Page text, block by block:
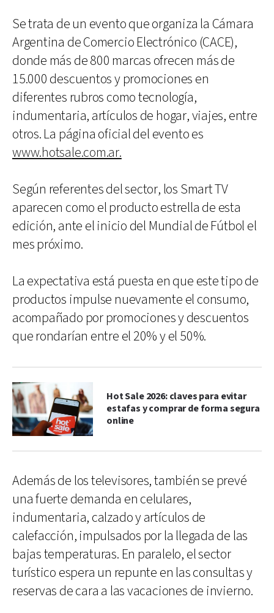
Se trata de un evento que organiza la Cámara
Argentina de Comercio Electrónico (CACE),
donde más de 800 marcas ofrecen más de
15.000 descuentos y promociones en
diferentes rubros como tecnología,
indumentaria, artículos de hogar, viajes, entre
otros. La página oficial del evento es
www.hotsale.com.ar.
Según referentes del sector, los Smart TV
aparecen como el producto estrella de esta
edición, ante el inicio del Mundial de Fútbol el
mes próximo.
La expectativa está puesta en que este tipo de
productos impulse nuevamente el consumo,
acompañado por promociones y descuentos
que rondarían entre el 20% y el 50%.
Hot Sale 2026: claves para evitar
estafas y comprar de forma segura
online
Además de los televisores, también se prevé
una fuerte demanda en celulares,
indumentaria, calzado y artículos de
calefacción, impulsados por la llegada de las
bajas temperaturas. En paralelo, el sector
turístico espera un repunte en las consultas y
reservas de cara a las vacaciones de invierno.